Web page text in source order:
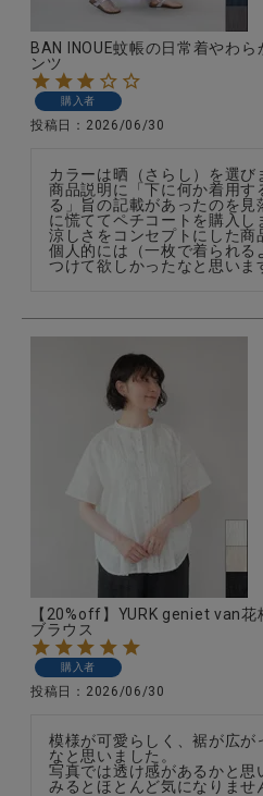
BAN INOUE蚊帳の日常着やわ
ンツ
購入者
投稿日 2026/06/30
カラーは晒（さらし）を選び
商品説明に「下に何か着用す
る」旨の記載があったのを
に慌ててペチコートを購入し
涼しさをコンセプトにした商
個人的には（一枚で着られる
つけて欲しかったなと思いま
【20%off】YURK geniet van
ブラウス
購入者
投稿日 2026/06/30
模様が可愛らしく、裾が広が
なと思いました。
写真では透け感があるかと思
みるとほとんど気になりませ